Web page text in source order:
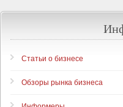
Статьи о бизнесе
Обзоры рынка бизнеса